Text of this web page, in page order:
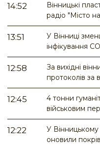
14:52
Вінницькі
радіо "Місто
13:51
У Вінниці
інфікування
12:58
За вихідні
протоколів за
12:45
4 тонни
військовим
12:22
У Вінницькому
оновили